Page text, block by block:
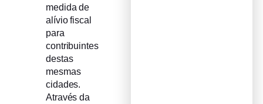
medida de
alívio fiscal
para
contribuintes
destas
mesmas
cidades.
Através da